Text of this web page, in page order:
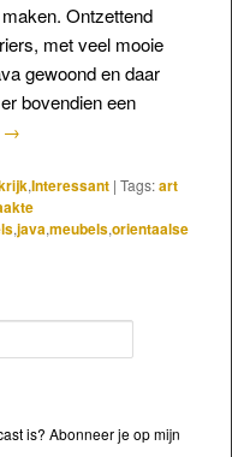
Ontzettend
met veel mooie
gewoond en daar
bovendien een
→
,Interessant | Tags:art
,java,meubels,orientaalse
is? Abonneer je op mijn